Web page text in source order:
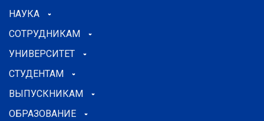
НАУКА
СОТРУДНИКАМ
УНИВЕРСИТЕТ
СТУДЕНТАМ
ВЫПУСКНИКАМ
ОБРАЗОВАНИЕ